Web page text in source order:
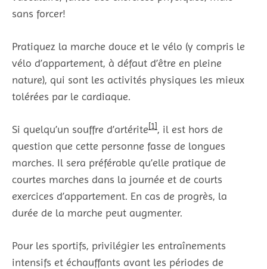
sans forcer!
Pratiquez la marche douce et le vélo (y compris le
vélo d’appartement, à défaut d’être en pleine
nature), qui sont les activités physiques les mieux
tolérées par le cardiaque.
Si quelqu’un souffre d’artérite [1] , il est hors de
question que cette personne fasse de longues
marches. Il sera préférable qu’elle pratique de
courtes marches dans la journée et de courts
exercices d’appartement. En cas de progrès, la
durée de la marche peut augmenter.
Pour les sportifs, privilégier les entraînements
intensifs et échauffants avant les périodes de